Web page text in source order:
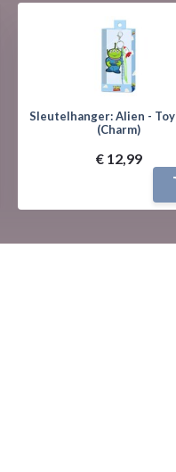
Sleutelhanger: Alien -
(Charm)
€ 12,99